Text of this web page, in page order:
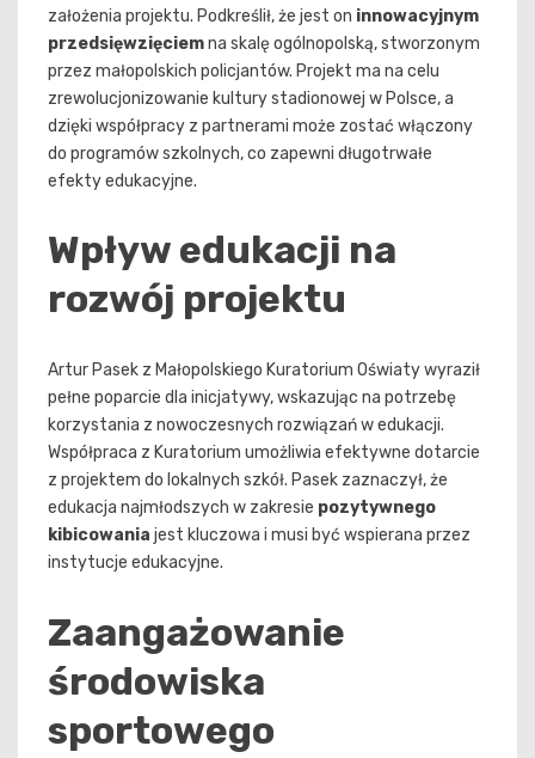
założenia projektu. Podkreślił, że jest on innowacyjnym
przedsięwzięciemna skalę ogólnopolską, stworzonym
przez małopolskich policjantów. Projekt ma na celu
zrewolucjonizowanie kultury stadionowej w Polsce, a
dzięki współpracy z partnerami może zostać włączony
do programów szkolnych, co zapewni długotrwałe
efekty edukacyjne.
Wpływ edukacji na
rozwój projektu
Artur Pasek z Małopolskiego Kuratorium Oświaty wyraził
pełne poparcie dla inicjatywy, wskazując na potrzebę
korzystania z nowoczesnych rozwiązań w edukacji.
Współpraca z Kuratorium umożliwia efektywne dotarcie
z projektem do lokalnych szkół. Pasek zaznaczył, że
edukacja najmłodszych w zakresie pozytywnego
kibicowania jest kluczowa i musi być wspierana przez
instytucje edukacyjne.
Zaangażowanie
środowiska
sportowego